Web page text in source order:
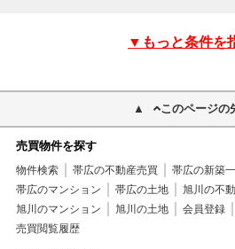
▼もっと条件を
このページの
売買物件を探す
物件検索 帯広の不動産売買 帯広の新築
帯広のマンション
帯広の土地 旭川の不
旭川のマンション
旭川の土地 会員登録
売買閲覧履歴